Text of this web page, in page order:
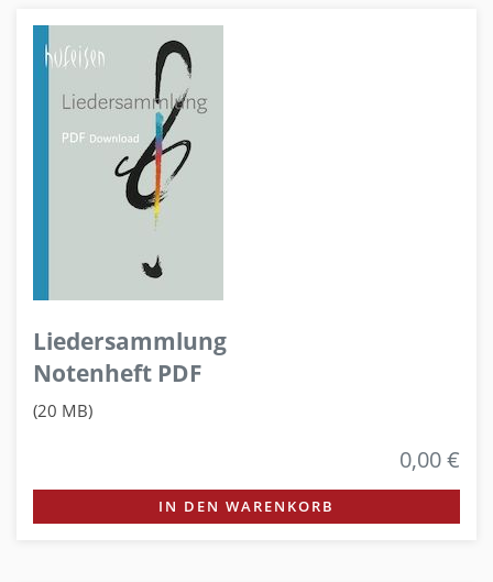
Liedersammlung
Notenheft PDF
(20 MB)
0,00 €
IN DEN WARENKORB